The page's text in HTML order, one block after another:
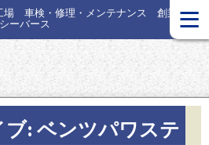
場 車検・修理・メンテナンス 創業30年
ーバース
≡
: ベンツパワステ